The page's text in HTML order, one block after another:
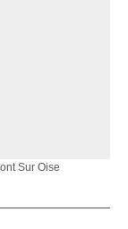
Sur Oise